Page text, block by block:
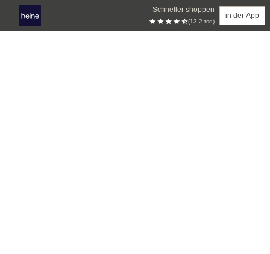
Schneller shoppen
(13.2 tsd)
in der App